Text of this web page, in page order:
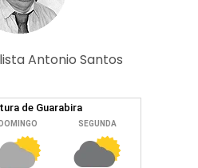
Antonio Santos